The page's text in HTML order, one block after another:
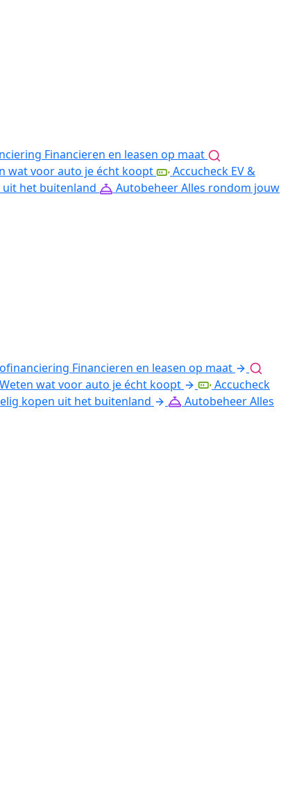
Financieren en leasen op maat
wat voor auto je écht koopt
Accucheck EV &
het buitenland AutobeheerAlles rondom jouw
Financieren en leasen op maat
Weten wat voor auto je écht koopt
Accucheck
kopen uit het buitenland AutobeheerAlles